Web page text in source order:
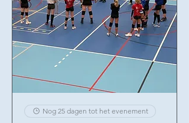
Nog 25 dagen tot het evenement